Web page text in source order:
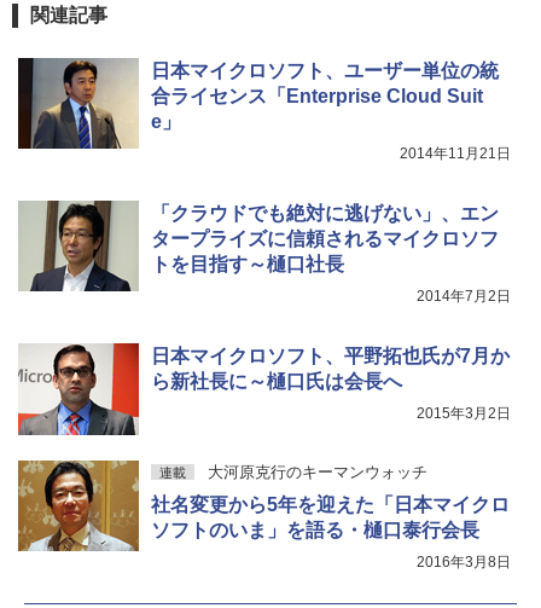
関連記事
日本マイクロソフト、ユーザー単位の統
合ライセンス「Enterprise Cloud Suit
e」
2014年11月21日
「クラウドでも絶対に逃げない」、エン
タープライズに信頼されるマイクロソフ
トを目指す～樋口社長
2014年7月2日
日本マイクロソフト、平野拓也氏が7月か
ら新社長に～樋口氏は会長へ
2015年3月2日
連載 大河原克行のキーマンウォッチ
社名変更から5年を迎えた「日本マイクロ
ソフトのいま」を語る・樋口泰行会長
2016年3月8日